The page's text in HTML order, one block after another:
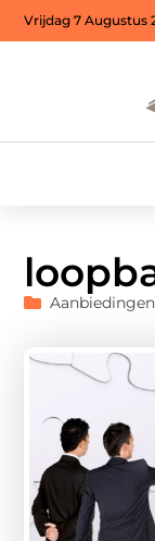
Vrijdag 7 Augustus
Aanbiedingen